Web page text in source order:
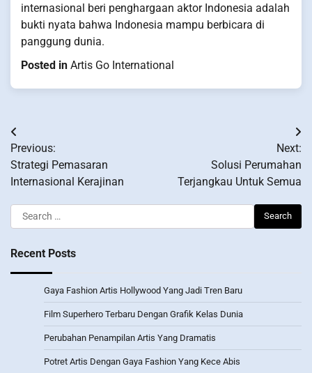
internasional beri penghargaan aktor Indonesia adalah
bukti nyata bahwa Indonesia mampu berbicara di
panggung dunia.
Posted in Artis Go International
Post
navigation
Previous:
Strategi Pemasaran
Internasional Kerajinan
Next:
Solusi Perumahan
Terjangkau Untuk Semua
Search
for:
Recent Posts
Gaya Fashion Artis Hollywood Yang Jadi Tren Baru
Film Superhero Terbaru Dengan Grafik Kelas Dunia
Perubahan Penampilan Artis Yang Dramatis
Potret Artis Dengan Gaya Fashion Yang Kece Abis